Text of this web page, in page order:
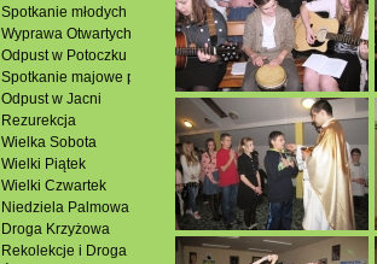
Spotkanie młodych dekanatu
Wyprawa Otwartych Oczu
Odpust w Potoczku
Spotkanie majowe przy ognisku
Odpust w Jacni
Rezurekcja
Wielka Sobota
Wielki Piątek
Wielki Czwartek
Niedziela Palmowa
Droga Krzyżowa
Rekolekcje i Droga Krzyżowa